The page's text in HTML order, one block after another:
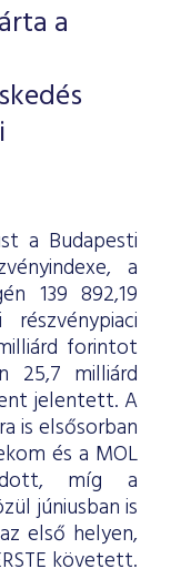
a
a Budapesti
a
139 892,19
forintot
25,7 milliárd
jelentett. A
is elsősorban
és a MOL
míg a
júniusban is
első helyen,
követett.